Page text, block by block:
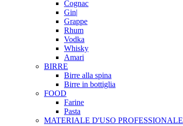
Cognac
Gin|
Grappe
Rhum
Vodka
Whisky
Amari
BIRRE
Birre alla spina
Birre in bottiglia
FOOD
Farine
Pasta
MATERIALE D'USO PROFESSIONALE